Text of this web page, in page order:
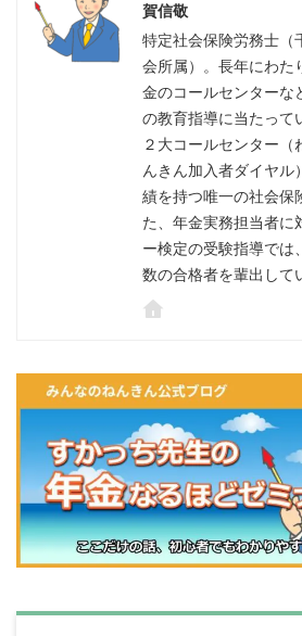
賀信敬
特定社会保険労務士（
会所属）。長年にわた
金のコールセンターな
の教育指導に当たって
２大コールセンター（
んきん加入者ダイヤル
績を持つ唯一の社会保
た、年金実務担当者に
ー検定の受験指導では
数の合格者を輩出して